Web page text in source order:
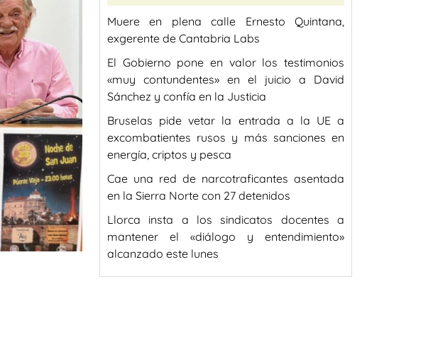
Muere en plena calle Ernesto Quintana,
exgerente de Cantabria Labs
El Gobierno pone en valor los testimonios
«muy contundentes» en el juicio a David
Sánchez y confía en la Justicia
Bruselas pide vetar la entrada a la UE a
excombatientes rusos y más sanciones en
energía, criptos y pesca
Cae una red de narcotraficantes asentada
en la Sierra Norte con 27 detenidos
Llorca insta a los sindicatos docentes a
mantener el «diálogo y entendimiento»
alcanzado este lunes